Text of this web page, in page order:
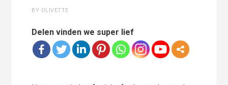
BY OLIVETTE
Delen vinden we super lief